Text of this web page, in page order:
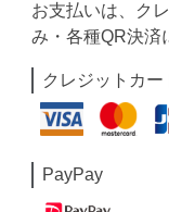
お支払いは、ク
み・各種QR決済
クレジットカー
PayPay